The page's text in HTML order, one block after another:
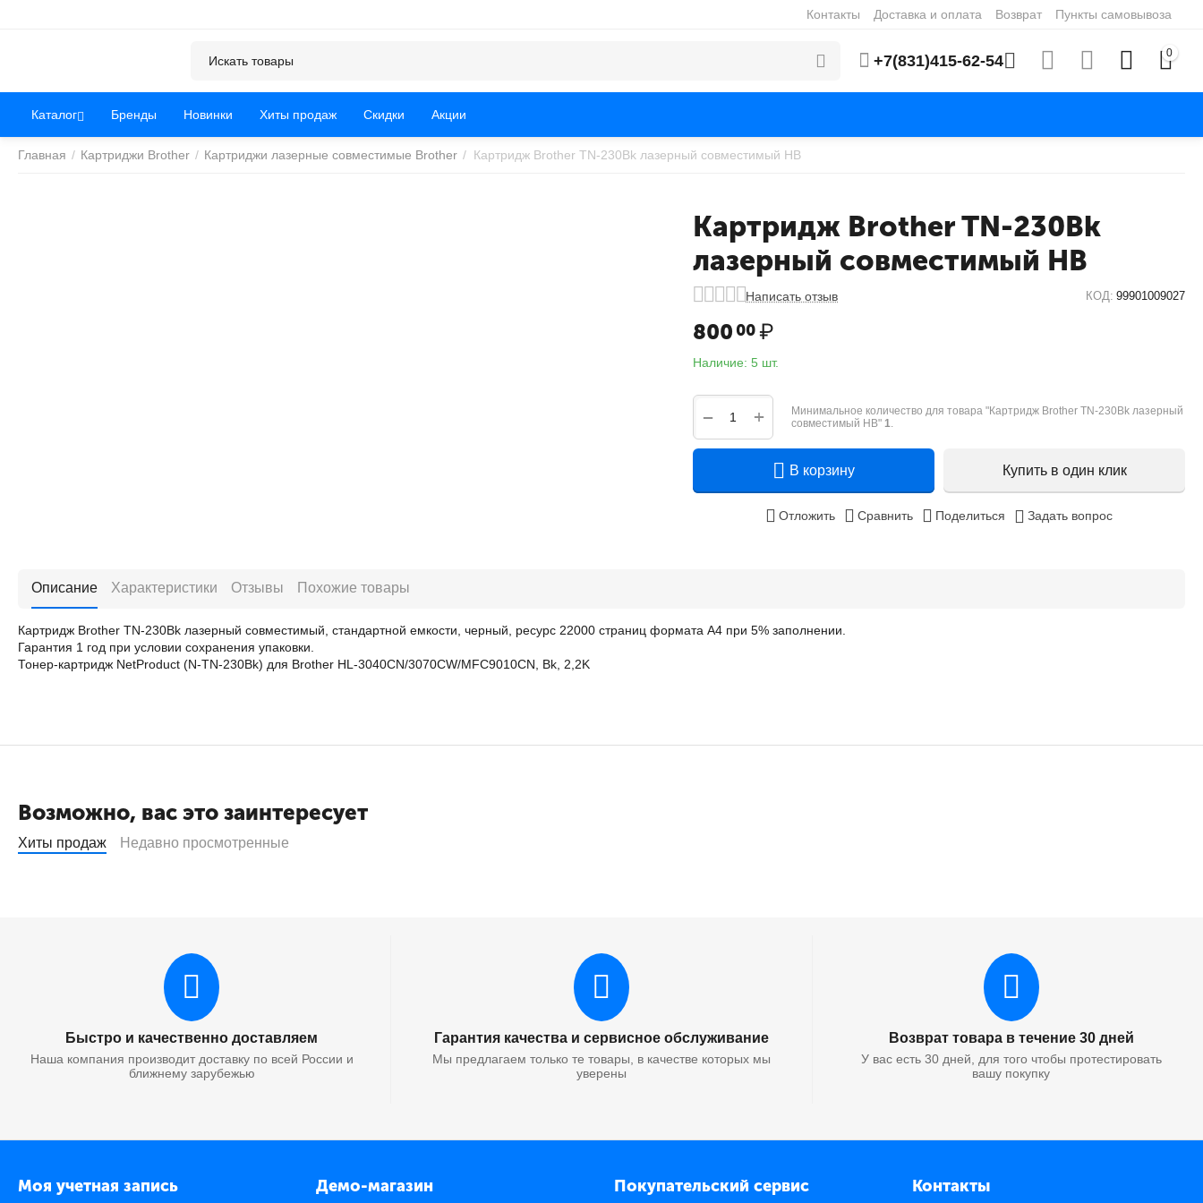
Контакты Доставка и оплата Возврат Пункты самовывоза
+7(831)415-62-54 0
Каталог Бренды Новинки Хиты продаж Скидки Акции
Главная / Картриджи Brother / Картриджи лазерные совместимые Brother / Картридж Brother TN-230Bk лазерный совместимый HB
Картридж Brother TN-230Bk
лазерный совместимый HB
Написать отзыв КОД: 99901009027
800 00₽
Наличие: 5 шт.
+
−
Минимальное количество для товара "Картридж Brother TN-230Bk лазерный
совместимый HB" 1.
В корзину Купить в один клик
Отложить Сравнить Поделиться Задать вопрос
Описание Характеристики Отзывы Похожие товары
Картридж Brother TN-230Bk лазерный совместимый, стандартной емкости, черный, ресурс 22000 страниц формата А4 при 5% заполнении.
Гарантия 1 год при условии сохранения упаковки.
Тонер-картридж NetProduct (N-TN-230Bk) для Brother HL-3040CN/3070CW/MFC9010CN, Bk, 2,2K
Возможно, вас это заинтересует
Хиты продаж Недавно просмотренные
Быстро и качественно доставляем
Наша компания производит доставку по всей России и
ближнему зарубежью
Гарантия качества и сервисное обслуживание
Мы предлагаем только те товары, в качестве которых мы
уверены
Возврат товара в течение 30 дней
У вас есть 30 дней, для того чтобы протестировать
вашу покупку
Моя учетная запись Демо-магазин Покупательский сервис Контакты